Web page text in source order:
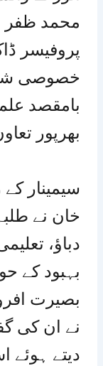
محمد ظفر
پروفیسر
خصوصی
بامقصد
بھرپور
سیمینار
خان نے
دباؤ،
بہبود کے
بصیرت
نے ان کی
دیتے